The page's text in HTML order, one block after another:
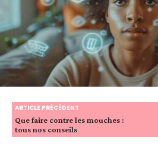
ARTICLE PRÉCÉDENT
Que faire contre les mouches :
tous nos conseils